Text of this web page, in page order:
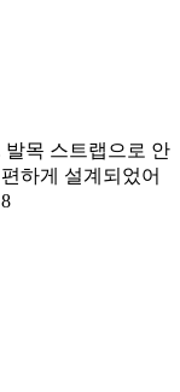
목 스트랩으로 안
하게 설계되었어